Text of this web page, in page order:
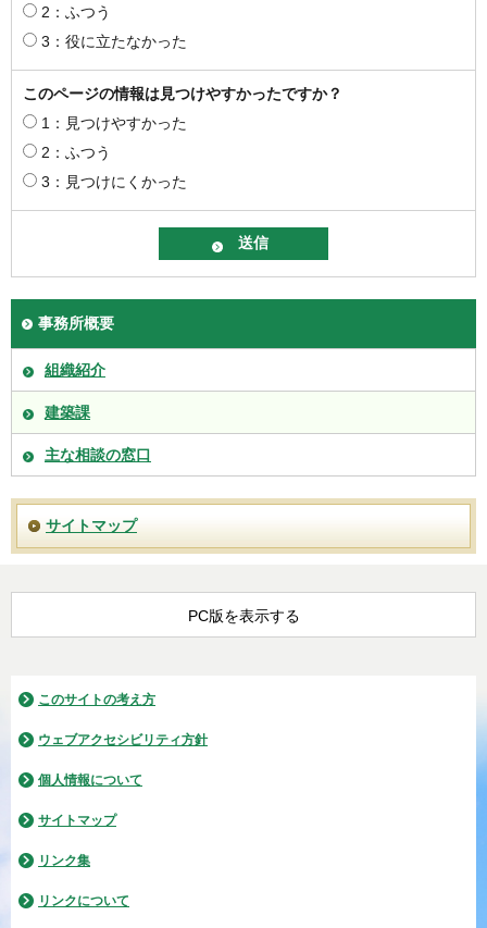
2：ふつう
3：役に立たなかった
このページの情報は見つけやすかったですか？
1：見つけやすかった
2：ふつう
3：見つけにくかった
事務所概要
組織紹介
建築課
主な相談の窓口
サイトマップ
PC版を表示する
このサイトの考え方
ウェブアクセシビリティ方針
個人情報について
サイトマップ
リンク集
リンクについて